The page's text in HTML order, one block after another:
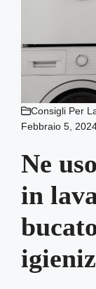
Consigli Per
Febbraio 5,
Ne
in